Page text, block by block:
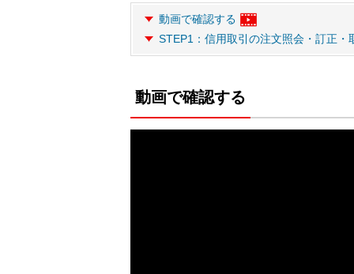
動画で確認する
STEP1：信用取引の注文照会・訂正・
動画で確認する